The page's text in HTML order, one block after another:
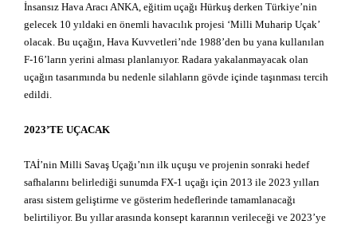
İnsansız Hava Aracı ANKA, eğitim uçağı Hürkuş derken Türkiye’nin
gelecek 10 yıldaki en önemli havacılık projesi ‘Milli Muharip Uçak’
olacak. Bu uçağın, Hava Kuvvetleri’nde 1988’den bu yana kullanılan
F-16’ların yerini alması planlanıyor. Radara yakalanmayacak olan
uçağın tasarımında bu nedenle silahların gövde içinde taşınması tercih
edildi.
2023’TE UÇACAK
TAİ’nin Milli Savaş Uçağı’nın ilk uçuşu ve projenin sonraki hedef
safhalarını belirlediği sunumda FX-1 uçağı için 2013 ile 2023 yılları
arası sistem geliştirme ve gösterim hedeflerinde tamamlanacağı
belirtiliyor. Bu yıllar arasında konsept kararının verileceği ve 2023’ye